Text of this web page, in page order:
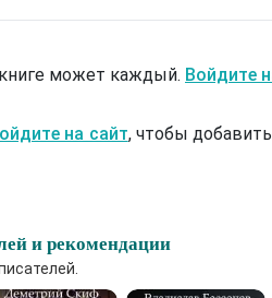
может каждый. Войдите
на сайт, чтобы
и рекомендации